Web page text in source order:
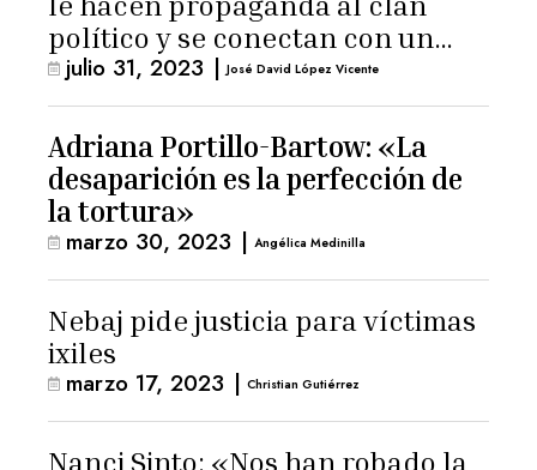
político y se conectan con un
hombre de confianza de
Giammattei
julio 31, 2023 | José David López Vicente
Adriana Portillo-Bartow: «La
desaparición es la perfección de
la tortura»
marzo 30, 2023 | Angélica Medinilla
Nebaj pide justicia para víctimas
ixiles
marzo 17, 2023 | Christian Gutiérrez
Nanci Sinto: «Nos han robado la